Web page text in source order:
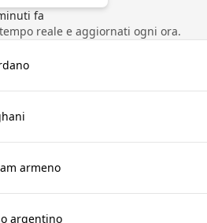
fa
reale e aggiornati ogni ora.
armeno
argentino